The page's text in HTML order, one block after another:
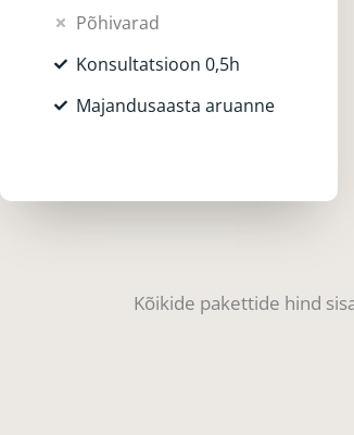
Põhivarad
Konsultatsioon 0,5h
Majandusaasta aruanne
Kõikide pakettide hind